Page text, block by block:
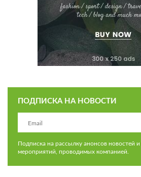
ПОДПИСКА НА НОВОСТИ
Подписка на рассылку анонсов новостей
мероприятий, проводимых компанией.